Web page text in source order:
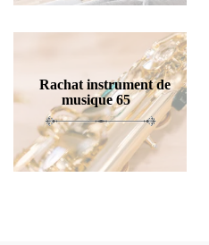
Rachat instrument de
musique 65